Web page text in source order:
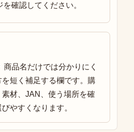
確認してください。
商品名だけでは分かりにく
短く補足する欄です。購
素材、JAN、使う場所を確
やすくなります。